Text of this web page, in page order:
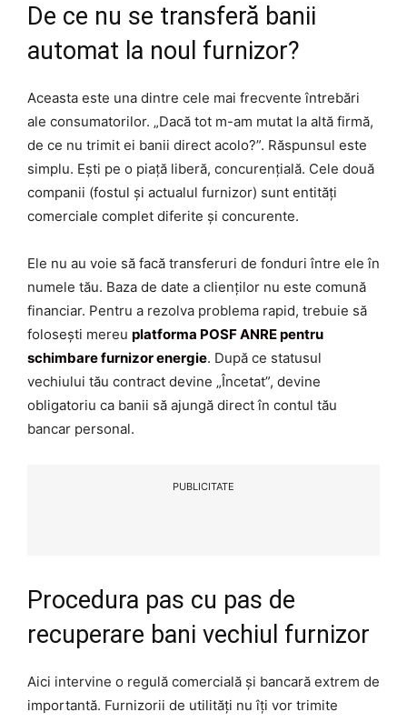
De ce nu se transferă banii
automat la noul furnizor?
Aceasta este una dintre cele mai frecvente întrebări
ale consumatorilor. „Dacă tot m-am mutat la altă firmă,
de ce nu trimit ei banii direct acolo?”. Răspunsul este
simplu. Ești pe o piață liberă, concurențială. Cele două
companii (fostul și actualul furnizor) sunt entități
comerciale complet diferite și concurente.
Ele nu au voie să facă transferuri de fonduri între ele în
numele tău. Baza de date a clienților nu este comună
financiar. Pentru a rezolva problema rapid, trebuie să
folosești mereu platforma POSF ANRE pentru
schimbare furnizor energie. După ce statusul
vechiului tău contract devine „Încetat”, devine
obligatoriu ca banii să ajungă direct în contul tău
bancar personal.
PUBLICITATE
Procedura pas cu pas de
recuperare bani vechiul furnizor
Aici intervine o regulă comercială și bancară extrem de
importantă. Furnizorii de utilități nu îți vor trimite